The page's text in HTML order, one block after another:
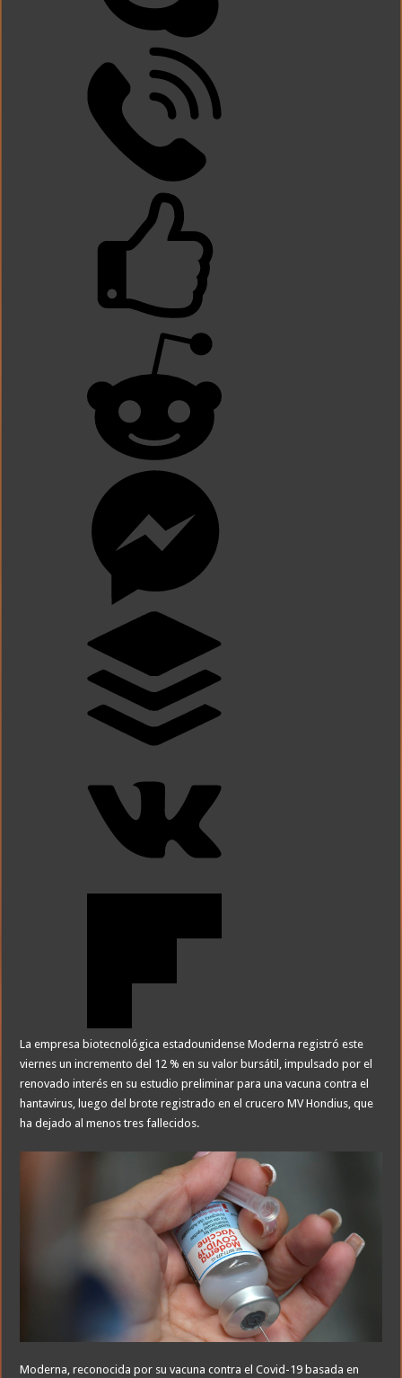
La empresa biotecnológica estadounidense Moderna registró este
viernes un incremento del 12 % en su valor bursátil, impulsado por el
renovado interés en su estudio preliminar para una vacuna contra el
hantavirus, luego del brote registrado en el crucero MV Hondius, que
ha dejado al menos tres fallecidos.
Moderna, reconocida por su vacuna contra el Covid-19 basada en